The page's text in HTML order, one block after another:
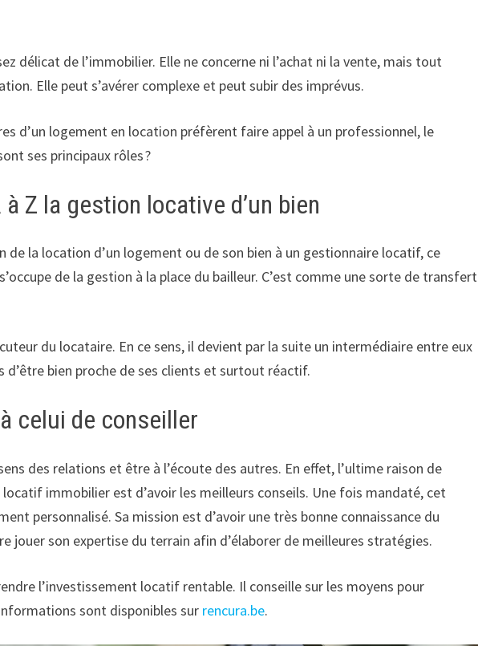
délicat de l’immobilier. Elle ne concerne ni l’achat ni la vente, mais tout
Elle peut s’avérer complexe et peut subir des imprévus.
d’un logement en location préfèrent faire appel à un professionnel, le
ses principaux rôles ?
Z la gestion locative d’un bien
de la location d’un logement ou de son bien à un gestionnaire locatif, ce
de la gestion à la place du bailleur. C’est comme une sorte de transfert
du locataire. En ce sens, il devient par la suite un intermédiaire entre eux
bien proche de ses clients et surtout réactif.
celui de conseiller
des relations et être à l’écoute des autres. En effet, l’ultime raison de
immobilier est d’avoir les meilleurs conseils. Une fois mandaté, cet
personnalisé. Sa mission est d’avoir une très bonne connaissance du
jouer son expertise du terrain afin d’élaborer de meilleures stratégies.
l’investissement locatif rentable. Il conseille sur les moyens pour
sont disponibles sur rencura.be.